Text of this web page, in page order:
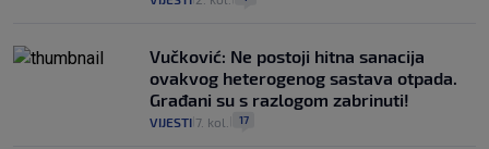
Vučković: Ne postoji hitna sanacija
ovakvog heterogenog sastava otpada.
Građani su s razlogom zabrinuti!
VIJESTI 7. kol. 17